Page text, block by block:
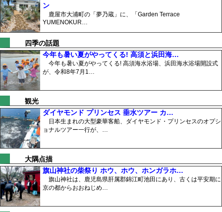
ン
鹿屋市大浦町の「夢乃蔵」に、「Garden Terrace
YUMENOKUR…
四季の話題
今年も暑い夏がやってくる! 高須と浜田海…
今年も暑い夏がやってくる! 高須海水浴場、浜田海水浴場開設式
が、令和8年7月1…
観光
ダイヤモンド プリンセス 垂水ツアー カ…
日本生まれの大型豪華客船、ダイヤモンド・プリンセスのオプシ
ョナルツアー一行が、…
大隅点描
旗山神社の柴祭り ホウ、ホウ、ホンガラホ…
旗山神社は、鹿児島県肝属郡錦江町池田にあり、古くは平安期に
京の都からおおねじめ…